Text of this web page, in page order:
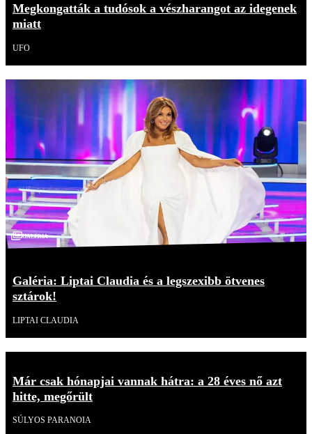
Megkongatták a tudósok a vészharangot az idegenek
miatt
UFO
Galéria
Galéria: Liptai Claudia és a legszexibb ötvenes
sztárok!
LIPTAI CLAUDIA
Már csak hónapjai vannak hátra: a 28 éves nő azt
hitte, megőrült
SÚLYOS PARANOIA